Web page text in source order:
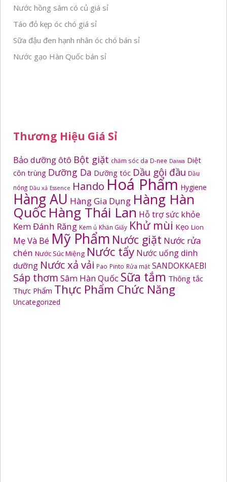
Nước hồng sâm có củ giá sỉ
Táo đỏ kẹp óc chó giá sỉ
Sữa đậu đen hạnh nhân óc chó bán sỉ
Nước gạo Hàn Quốc bán sỉ
Thương Hiệu Giá Sỉ
Bảo dưỡng ôtô Bột giặt chăm sóc da D-nee Daiwa Diệt
côn trùng Dưỡng Da Dưỡng tóc Dầu gội đầu Dầu
nóng Dầu xả Essence Hando Hoá Phẩm Hygiene
Hàng AU Hàng Gia Dụng Hàng Hàn
Quốc Hàng Thái Lan Hỗ trợ sức khỏe
Kem Đánh Răng Kem ủ Khăn Giấy Khử mùi Kẹo Lion
Mẹ Và Bé Mỹ Phẩm Nước giặt Nước rửa
chén Nước Súc Miệng Nước tẩy Nước uống dinh
dưỡng Nước xả vải Pao Pinto Rửa mặt SANDOKKAEBI
Sáp thơm Sâm Hàn Quốc Sữa tắm Thông tắc
Thực Phẩm Thực Phẩm Chức Năng
Uncategorized